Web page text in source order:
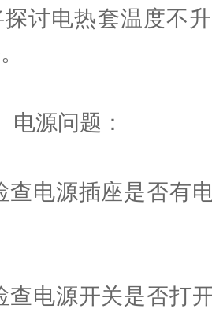
讨电热套温度不
源问题：
源插座是否有电
源开关是否打开